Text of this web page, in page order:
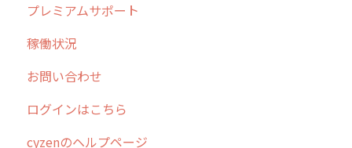
清掃
不動産
障害情報
リリース
2026年のリリース情報
2025年のリリース情報
2024年のリリース情報
2023年のリリース情報
プレミアムサポート
稼働状況
お問い合わせ
ログインはこちら
cyzenのヘルプページ